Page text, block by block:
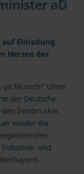
aD
Einladung
Herzen der
go Munich!“ Unter
der Deutsche
den Innsbrucker
wieder die
Industrie- und